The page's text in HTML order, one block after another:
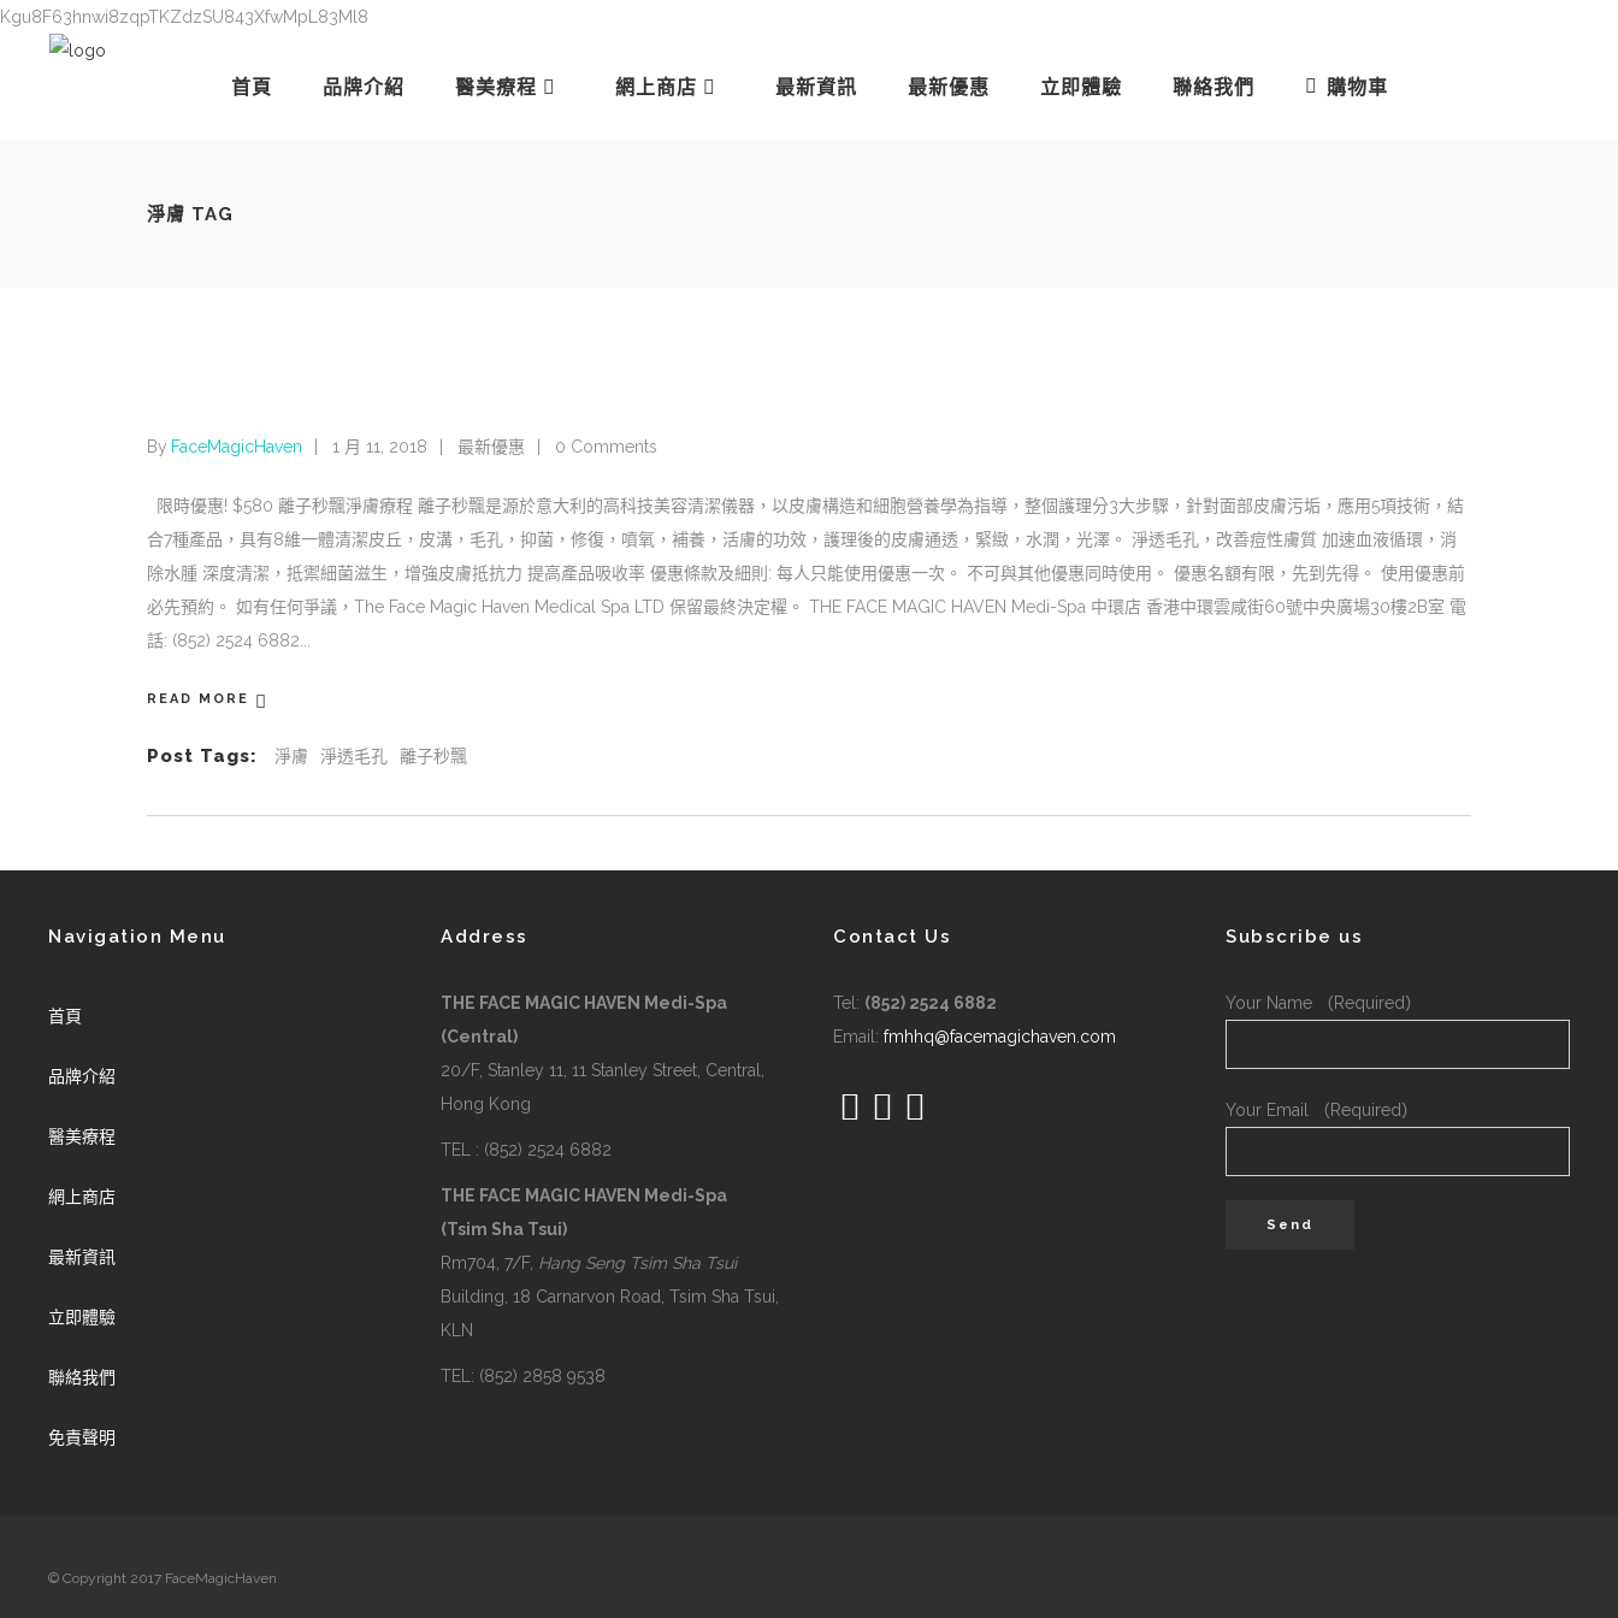
Kgu8F63hnwi8zqpTKZdzSU843XfwMpL83Ml8
首頁 品牌介紹 醫美療程 網上商店 最新資訊 最新優惠 立即體驗 聯絡我們 購物車
淨膚 TAG
By FaceMagicHaven 1 月 11, 2018 最新優惠 0 Comments
限時優惠! $580 離子秒飄淨膚療程 離子秒飄是源於意大利的高科技美容清潔儀器，以皮膚構造和細胞營養學為指導，整個護理分3大步驟，針對面部皮膚污垢，應用5項技術，結
合7種產品，具有8維一體清潔皮丘，皮溝，毛孔，抑菌，修復，噴氧，補養，活膚的功效，護理後的皮膚通透，緊緻，水潤，光澤。 淨透毛孔，改善痘性膚質 加速血液循環，消
除水腫 深度清潔，抵禦細菌滋生，增強皮膚抵抗力 提高產品吸收率 優惠條款及細則: 每人只能使用優惠一次。 不可與其他優惠同時使用。 優惠名額有限，先到先得。 使用優惠前
必先預約。 如有任何爭議，The Face Magic Haven Medical Spa LTD 保留最終決定櫂。 THE FACE MAGIC HAVEN Medi-Spa 中環店 香港中環雲咸街60號中央廣場30樓2B室 電
話: (852) 2524 6882
READ MORE
Post Tags: 淨膚 淨透毛孔 離子秒飄
Navigation Menu
首頁
品牌介紹
醫美療程
網上商店
最新資訊
立即體驗
聯絡我們
免責聲明
Address
THE FACE MAGIC HAVEN Medi-Spa
(Central)
20/F, Stanley 11, 11 Stanley Street, Central,
Hong Kong
TEL : (852) 2524 6882
THE FACE MAGIC HAVEN Medi-Spa
(Tsim Sha Tsui)
Rm704, 7/F, Hang Seng Tsim Sha Tsui
Building, 18 Carnarvon Road, Tsim Sha Tsui,
KLN
TEL: (852) 2858 9538
Contact Us
Tel: (852) 2524 6882
Email: fmhhq@facemagichaven.com
Subscribe us
Your Name （Required）
Your Email （Required）
© Copyright 2017 FaceMagicHaven